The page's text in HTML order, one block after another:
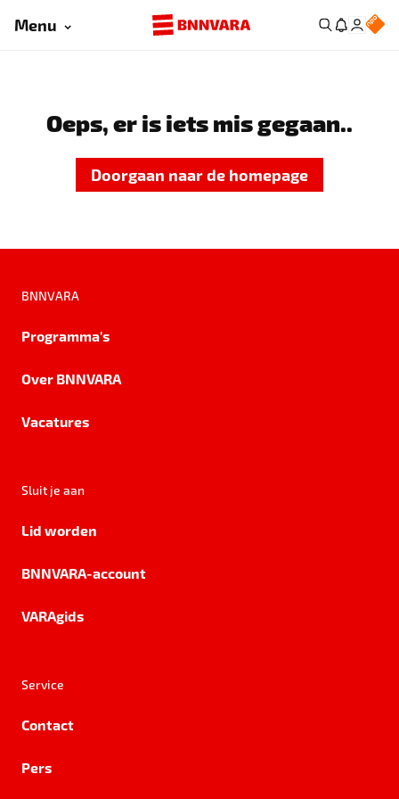
Menu
Oeps, er is iets mis gegaan..
Doorgaan naar de homepage
BNNVARA
Programma's
Over BNNVARA
Vacatures
Sluit je aan
Lid worden
BNNVARA-account
VARAgids
Service
Contact
Pers